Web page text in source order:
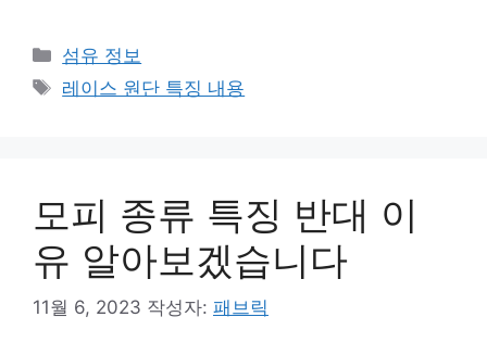
카
테
고
섬유 정보
태
레이스 원단 특징 내용
모피 종류 특징 반대 이
유 알아보겠습니다
11월 6, 2023 작성자: 패브릭